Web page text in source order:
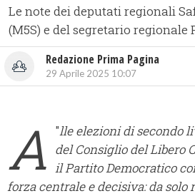
Le note dei deputati regionali
(M5S) e del segretario regionale
Redazione Prima Pagina
29 Aprile 2025 10:07
"
A
lle elezioni di secondo
del Consiglio del Libero
il Partito Democratico
forza centrale e decisiva: da solo